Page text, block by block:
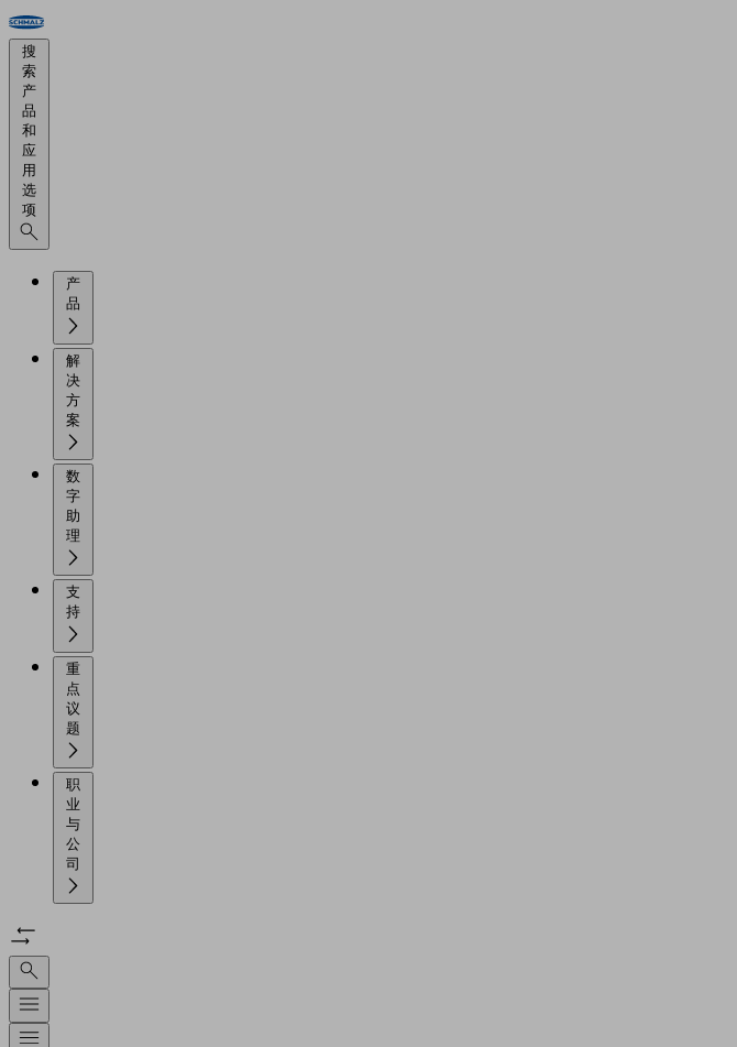
搜
索
产
品
和
应
用
选
项
产
解
决
方
数
字
助
支
重
点
议
职
业
与
公